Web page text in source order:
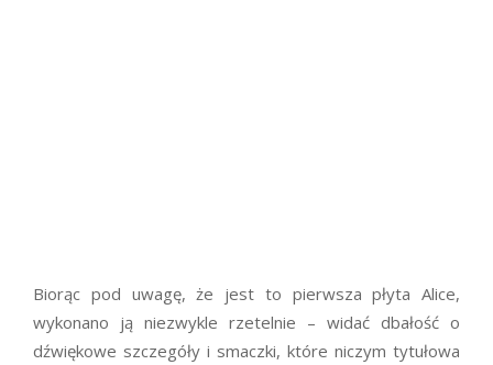
Biorąc pod uwagę, że jest to pierwsza płyta Alice,
wykonano ją niezwykle rzetelnie – widać dbałość o
dźwiękowe szczegóły i smaczki, które niczym tytułowa